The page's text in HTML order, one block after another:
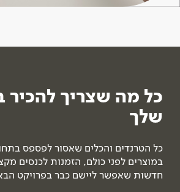
כל מה שצריך להכיר
שלך
כל הטרנדים והכלים שאסור לפספס
במוצרים לפני כולם, הזמנות לכנסים
חדשות שאפשר ליישם כבר בפרויקט